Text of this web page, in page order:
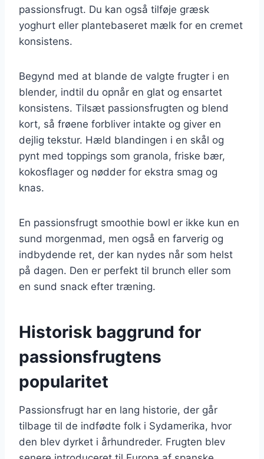
passionsfrugt. Du kan også tilføje græsk
yoghurt eller plantebaseret mælk for en cremet
konsistens.
Begynd med at blande de valgte frugter i en
blender, indtil du opnår en glat og ensartet
konsistens. Tilsæt passionsfrugten og blend
kort, så frøene forbliver intakte og giver en
dejlig tekstur. Hæld blandingen i en skål og
pynt med toppings som granola, friske bær,
kokosflager og nødder for ekstra smag og
knas.
En passionsfrugt smoothie bowl er ikke kun en
sund morgenmad, men også en farverig og
indbydende ret, der kan nydes når som helst
på dagen. Den er perfekt til brunch eller som
en sund snack efter træning.
Historisk baggrund for
passionsfrugtens
popularitet
Passionsfrugt har en lang historie, der går
tilbage til de indfødte folk i Sydamerika, hvor
den blev dyrket i århundreder. Frugten blev